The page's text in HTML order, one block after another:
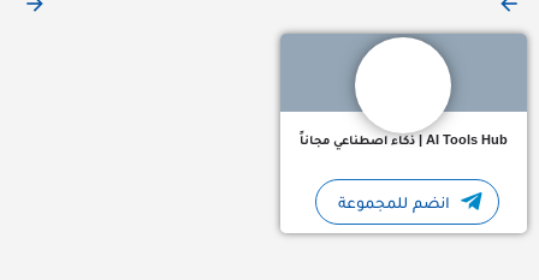
AI Tools Hub | ذكاء اصطناعي مجاناً
انضم للمجموعة